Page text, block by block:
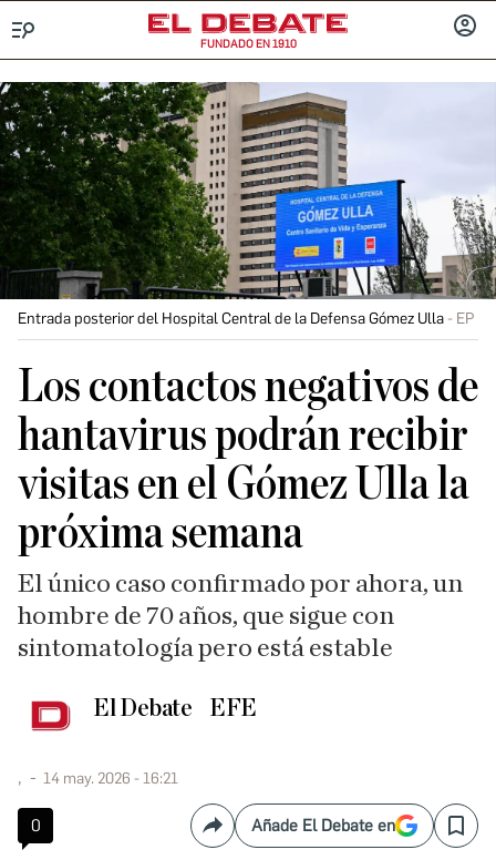
FUNDADO EN 1910
Entrada posterior del Hospital Central de la Defensa Gómez Ulla EP
Los contactos negativos de
hantavirus podrán recibir
visitas en el Gómez Ulla la
próxima semana
El único caso confirmado por ahora, un
hombre de 70 años, que sigue con
sintomatología pero está estable
El Debate EFE
, 14 may. 2026 - 16:21
0 CompartirAñade El Debate en Save